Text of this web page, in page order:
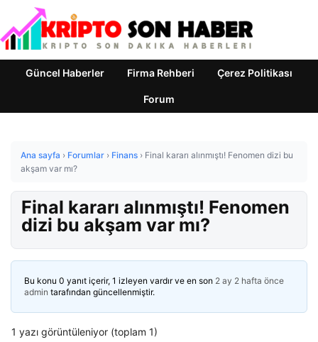
Güncel Haberler Firma Rehberi Çerez Politikası
Forum
Ana sayfa › Forumlar › Finans › Final kararı alınmıştı! Fenomen dizi bu
akşam var mı?
Final kararı alınmıştı! Fenomen
dizi bu akşam var mı?
Bu konu 0 yanıt içerir, 1 izleyen vardır ve en son 2 ay 2 hafta önce
admin tarafından güncellenmiştir.
1 yazı görüntüleniyor (toplam 1)